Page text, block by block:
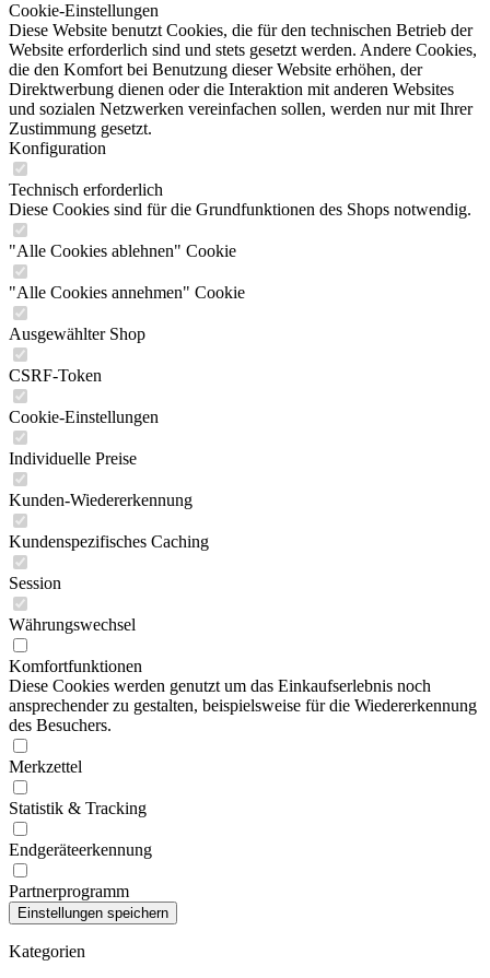
Cookie-Einstellungen
Diese Website benutzt Cookies, die für den technischen Betrieb der
Website erforderlich sind und stets gesetzt werden. Andere Cookies,
die den Komfort bei Benutzung dieser Website erhöhen, der
Direktwerbung dienen oder die Interaktion mit anderen Websites
und sozialen Netzwerken vereinfachen sollen, werden nur mit Ihrer
Zustimmung gesetzt.
Konfiguration
Technisch erforderlich
Diese Cookies sind für die Grundfunktionen des Shops notwendig.
"Alle Cookies ablehnen" Cookie
"Alle Cookies annehmen" Cookie
Ausgewählter Shop
CSRF-Token
Cookie-Einstellungen
Individuelle Preise
Kunden-Wiedererkennung
Kundenspezifisches Caching
Session
Währungswechsel
Komfortfunktionen
Diese Cookies werden genutzt um das Einkaufserlebnis noch
ansprechender zu gestalten, beispielsweise für die Wiedererkennung
des Besuchers.
Merkzettel
Statistik & Tracking
Endgeräteerkennung
Partnerprogramm
Kategorien